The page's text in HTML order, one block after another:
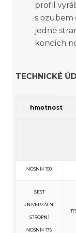
profil
s ozubem
jedné
koncích
TECHNICKÉ
název
skladebné
množství
hmotnost
NOSNÍK 150
BEST
UNIVERZÁLNÍ
STROPNÍ
NOSNÍK 175